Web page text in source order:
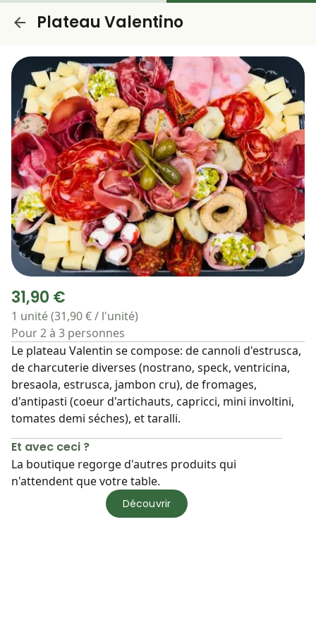
Plateau Valentino
31,90 €
1 unité (31,90 € / l'unité)
Pour 2 à 3 personnes
Le plateau Valentin se compose: de cannoli d'estrusca,
de charcuterie diverses (nostrano, speck, ventricina,
bresaola, estrusca, jambon cru), de fromages,
d'antipasti (coeur d'artichauts, capricci, mini involtini,
tomates demi séches), et taralli.
Et avec ceci ?
La boutique regorge d'autres produits qui
n'attendent que votre table.
Découvrir